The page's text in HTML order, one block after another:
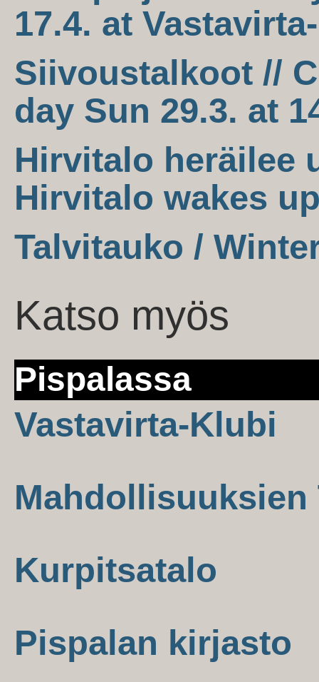
17.4. at
Siivoustalkoot //
day Sun 29.3. at
Hirvitalo heräilee
Hirvitalo wakes
Talvitauko /
Katso myös
Pispalassa
Vastavirta-Klubi
Mahdollisuuksien
Kurpitsatalo
Pispalan kirjasto